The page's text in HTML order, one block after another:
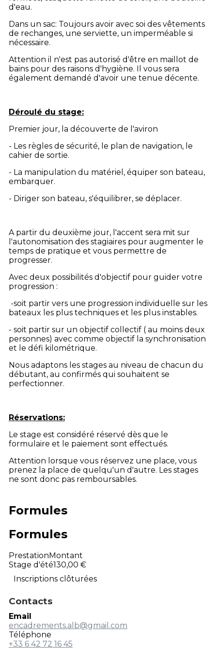
d'eau.
Dans un sac: Toujours avoir avec soi des vêtements
de rechanges, une serviette, un imperméable si
nécessaire.
Attention il n'est pas autorisé d'être en maillot de
bains pour des raisons d'hygiène. Il vous sera
également demandé d'avoir une tenue décente.
Déroulé du stage:
Premier jour, la découverte de l'aviron
- Les règles de sécurité, le plan de navigation, le
cahier de sortie.
- La manipulation du matériel, équiper son bateau,
embarquer.
- Diriger son bateau, s'équilibrer, se déplacer.
A partir du deuxième jour, l'accent sera mit sur
l'autonomisation des stagiaires pour augmenter le
temps de pratique et vous permettre de
progresser.
Avec deux possibilités d'objectif pour guider votre
progression :
-soit partir vers une progression individuelle sur les
bateaux les plus techniques et les plus instables.
- soit partir sur un objectif collectif ( au moins deux
personnes) avec comme objectif la synchronisation
et le défi kilométrique.
Nous adaptons les stages au niveau de chacun du
débutant, au confirmés qui souhaitent se
perfectionner.
Réservations:
Le stage est considéré réservé dès que le
formulaire et le paiement sont effectués.
Attention lorsque vous réservez une place, vous
prenez la place de quelqu'un d'autre. Les stages
ne sont donc pas remboursables.
Formules
Formules
PrestationMontant
Stage d'été130,00 €
Inscriptions clôturées
Contacts
Email
encadrements.alb@gmail.com
Téléphone
+33 6 42 72 16 45